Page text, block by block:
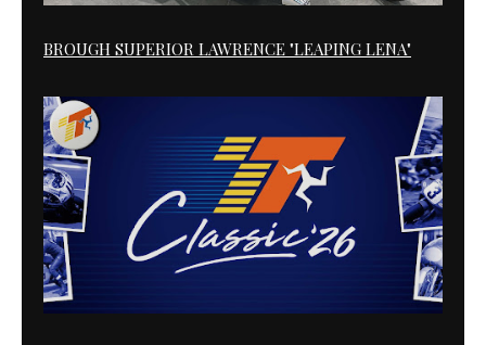
BROUGH SUPERIOR LAWRENCE "LEAPING LENA"